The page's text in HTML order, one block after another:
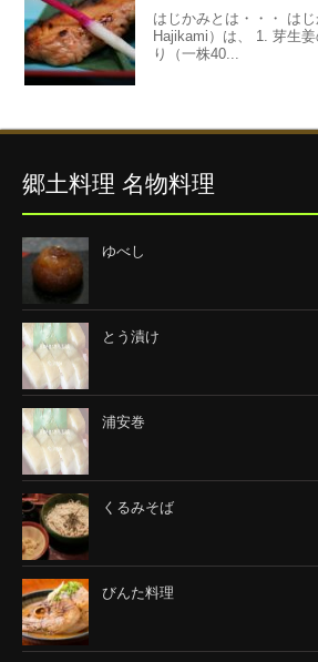
はじかみとは・・・ はじ
Hajikami）は、 1. 芽生
り（一株40...
郷土料理 名物料理
ゆべし
とう漬け
浦安巻
くるみそば
びんた料理